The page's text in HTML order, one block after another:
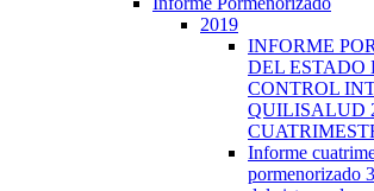
2019
INFORME
DEL ESTADO
CONTROL
QUILISALUD
Informe
pormenorizado